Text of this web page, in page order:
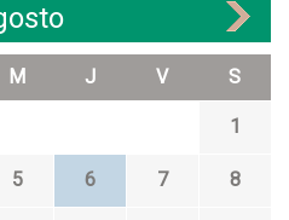
M J V S
1
5 6 7 8